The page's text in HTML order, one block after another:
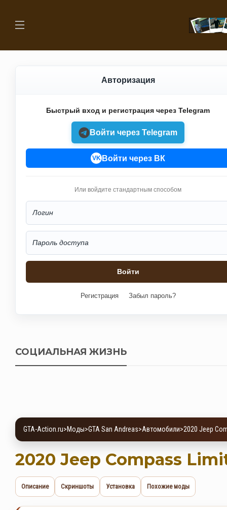
Авторизация
Быстрый вход и регистрация через Telegram
Войти через Telegram
VK Войти через ВК
Или войдите стандартным способом
Регистрация Забыл пароль?
СОЦИАЛЬНАЯ ЖИЗНЬ
GTA-Action.ru>Моды>GTA San Andreas>Автомобили>2020 Jeep
2020 Jeep Compass
Описание Скриншоты Установка Похожие моды